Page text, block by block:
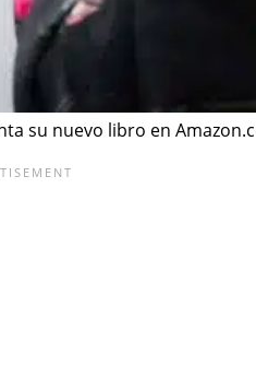
su nuevo libro en